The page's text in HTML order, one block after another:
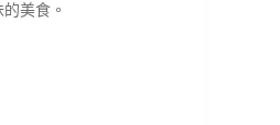
美食。